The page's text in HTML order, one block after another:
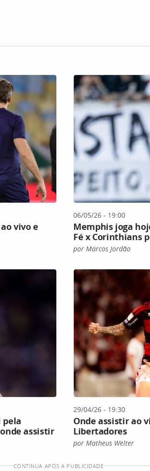
vivo e
06/05/26 - 19:00
Memphis joga
Fé x Corinthians
por Marcos Jordão
pela
assistir
29/04/26 - 19:30
Onde assistir ao
Libertadores
por Matheus Welter
CONTINUA APÓS A PUBLICIDADE